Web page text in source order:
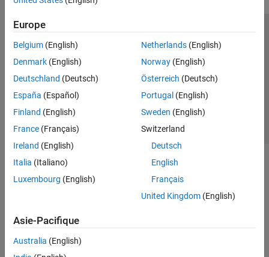
Europe
Belgium (English)
Denmark (English)
Deutschland (Deutsch)
España (Español)
Finland (English)
France (Français)
Ireland (English)
Italia (Italiano)
Luxembourg (English)
Netherlands(English)
Norway(English)
Österreich (Deutsch)
Portugal (English)
Sweden (English)
Switzerland
Deutsch
English
Français
United Kingdom(English)
Asie-Pacifique
Australia (English)
Lutte anti-piratage
Contacts locaux
© 1994-2026 The MathWorks, Inc.